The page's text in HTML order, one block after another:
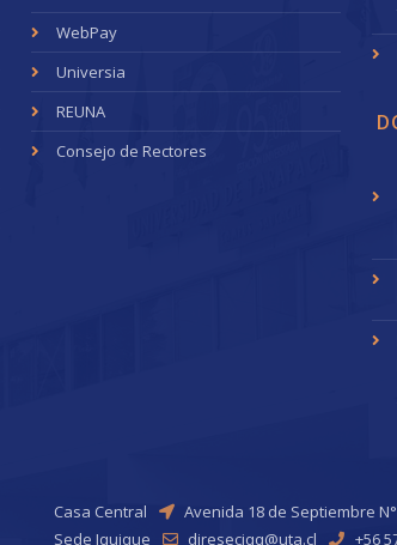
WebPay
Universia
REUNA
Consejo de Rectores
Casa Central
Avenida 18 de Septiembre
Sede Iquique
direseciqq@uta.cl +56